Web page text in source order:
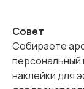
Совет
Собираете
персональный
наклейки для